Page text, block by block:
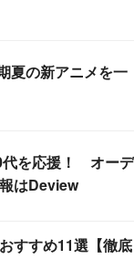
夏の新アニメを一
代を応援！ オーデ
はDeview
すすめ11選【徹底